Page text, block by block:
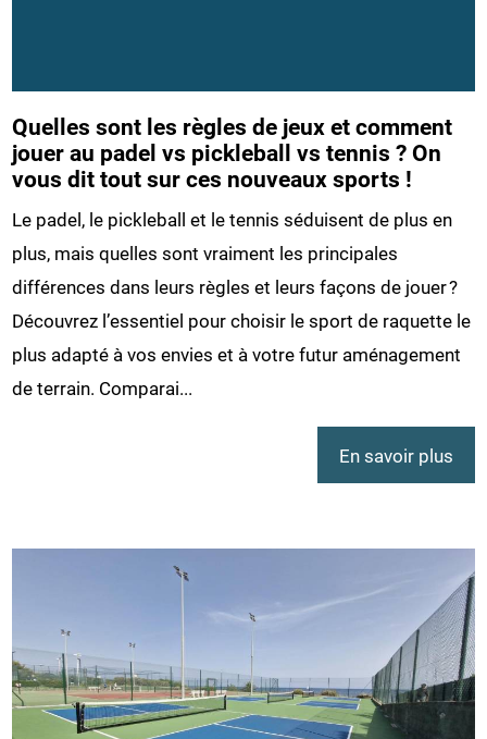
Quelles sont les règles de jeux et comment
jouer au padel vs pickleball vs tennis ? On
vous dit tout sur ces nouveaux sports !
Le padel, le pickleball et le tennis séduisent de plus en
plus, mais quelles sont vraiment les principales
différences dans leurs règles et leurs façons de jouer ?
Découvrez l’essentiel pour choisir le sport de raquette le
plus adapté à vos envies et à votre futur aménagement
de terrain. Comparai...
En savoir plus